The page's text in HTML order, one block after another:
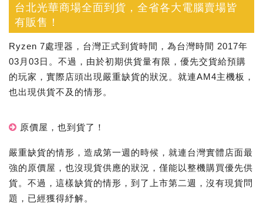
台北光華商場全面到貨，全省各大電腦賣場皆
有販售！
Ryzen 7處理器，台灣正式到貨時間，為台灣時間 2017年
03月03日。不過，由於初期供貨量有限，優先交貨給預購
的玩家，實際店頭出現嚴重缺貨的狀況。就連AM4主機板，
也出現供貨不及的情形。
原價屋，也到貨了！
嚴重缺貨的情形，造成第一週的時候，就連台灣實體店面最
強的原價屋，也沒現貨供應的狀況，僅能以整機購買優先供
貨。不過，這樣缺貨的情形，到了上市第二週，沒有現貨問
題，已經獲得紓解。